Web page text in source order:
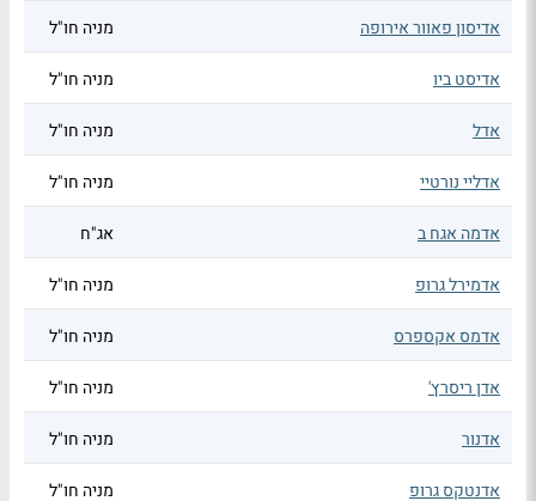
אדיסון פאוור אירופה מניה חו"ל
אדיסט ביו מניה חו"ל
אדל מניה חו"ל
אדליי נורטיי מניה חו"ל
אדמה אגח ב אג"ח
אדמירל גרופ מניה חו"ל
אדמס אקספרס מניה חו"ל
אדן ריסרץ' מניה חו"ל
אדנור מניה חו"ל
אדנטקס גרופ מניה חו"ל